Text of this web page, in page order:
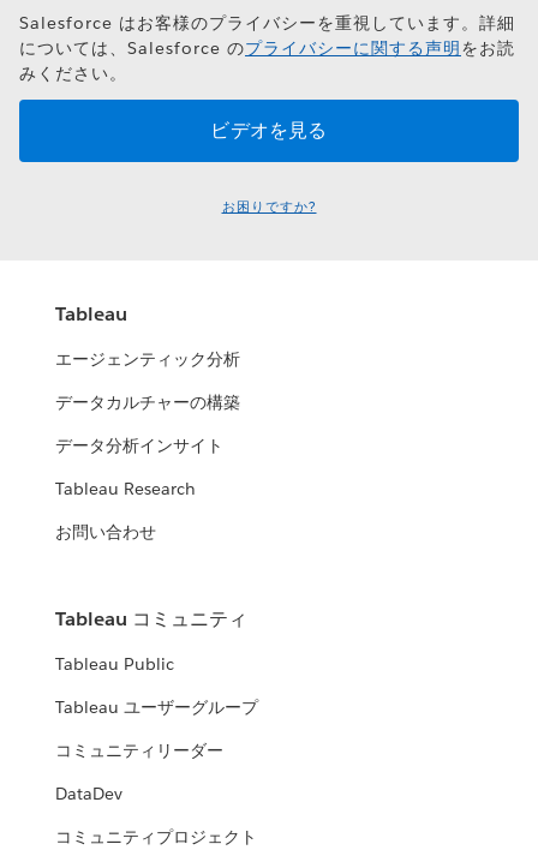
Salesforce はお客様のプライバシーを重視しています。詳細
については、Salesforce のプライバシーに関する声明をお読
みください。
お困りですか?
Tableau
エージェンティック分析
データカルチャーの構築
データ分析インサイト
Tableau Research
お問い合わせ
Tableau コミュニティ
Tableau Public
Tableau ユーザーグループ
コミュニティリーダー
DataDev
コミュニティプロジェクト